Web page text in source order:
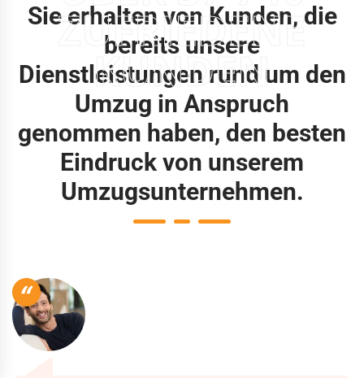
ZUFRIEDENE
KUNDEN
Sie erhalten von Kunden, die
bereits unsere
Dienstleistungen rund um den
Umzug in Anspruch
genommen haben, den besten
Eindruck von unserem
Umzugsunternehmen.
“